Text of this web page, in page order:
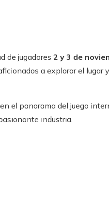
de jugadores 2 y 3 de
a explorar el lugar
el panorama del juego
industria.